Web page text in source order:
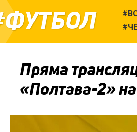
ФУТБОЛ
Пряма
«Полтава-2»